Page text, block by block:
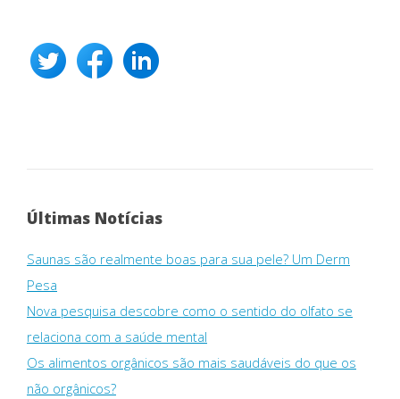
Últimas Notícias
Saunas são realmente boas para sua pele? Um Derm
Pesa
Nova pesquisa descobre como o sentido do olfato se
relaciona com a saúde mental
Os alimentos orgânicos são mais saudáveis ​​do que os
não orgânicos?